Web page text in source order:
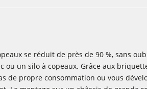
se réduit de près de 90 %, sans
ou un silo à copeaux. Grâce aux
de propre consommation ou vous